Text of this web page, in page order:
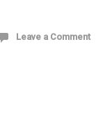
Leave a Comment